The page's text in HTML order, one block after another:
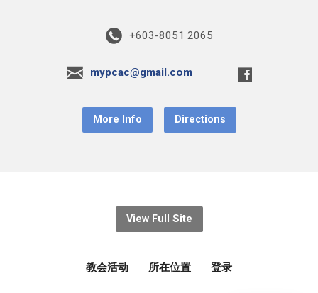
+603-8051 2065
mypcac@gmail.com
More Info Directions
View Full Site
教会活动 所在位置 登录